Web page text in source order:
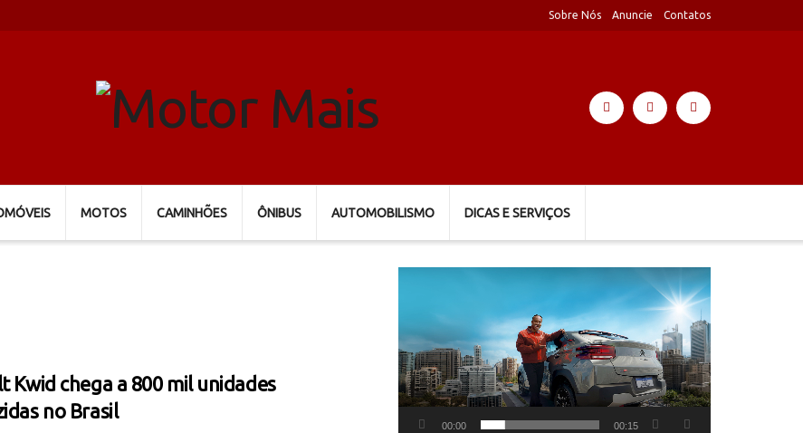
Sobre Nós Anuncie Contatos
MOTOS CAMINHÕES ÔNIBUS AUTOMOBILISMO DICAS E SERVIÇOS
Kwid chega a 800 mil unidades
no Brasil
00:00 00:15